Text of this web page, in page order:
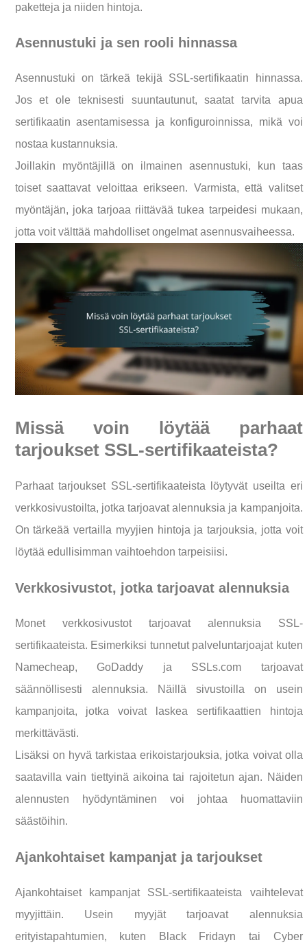
paketteja ja niiden hintoja.
Asennustuki ja sen rooli hinnassa
Asennustuki on tärkeä tekijä SSL-sertifikaatin hinnassa.
Jos et ole teknisesti suuntautunut, saatat tarvita apua
sertifikaatin asentamisessa ja konfiguroinnissa, mikä voi
nostaa kustannuksia.
Joillakin myöntäjillä on ilmainen asennustuki, kun taas
toiset saattavat veloittaa erikseen. Varmista, että valitset
myöntäjän, joka tarjoaa riittävää tukea tarpeidesi mukaan,
jotta voit välttää mahdolliset ongelmat asennusvaiheessa.
Missä voin löytää parhaat
tarjoukset SSL-sertifikaateista?
Parhaat tarjoukset SSL-sertifikaateista löytyvät useilta eri
verkkosivustoilta, jotka tarjoavat alennuksia ja kampanjoita.
On tärkeää vertailla myyjien hintoja ja tarjouksia, jotta voit
löytää edullisimman vaihtoehdon tarpeisiisi.
Verkkosivustot, jotka tarjoavat alennuksia
Monet verkkosivustot tarjoavat alennuksia SSL-
sertifikaateista. Esimerkiksi tunnetut palveluntarjoajat kuten
Namecheap, GoDaddy ja SSLs.com tarjoavat
säännöllisesti alennuksia. Näillä sivustoilla on usein
kampanjoita, jotka voivat laskea sertifikaattien hintoja
merkittävästi.
Lisäksi on hyvä tarkistaa erikoistarjouksia, jotka voivat olla
saatavilla vain tiettyinä aikoina tai rajoitetun ajan. Näiden
alennusten hyödyntäminen voi johtaa huomattaviin
säästöihin.
Ajankohtaiset kampanjat ja tarjoukset
Ajankohtaiset kampanjat SSL-sertifikaateista vaihtelevat
myyjittäin. Usein myyjät tarjoavat alennuksia
erityistapahtumien, kuten Black Fridayn tai Cyber